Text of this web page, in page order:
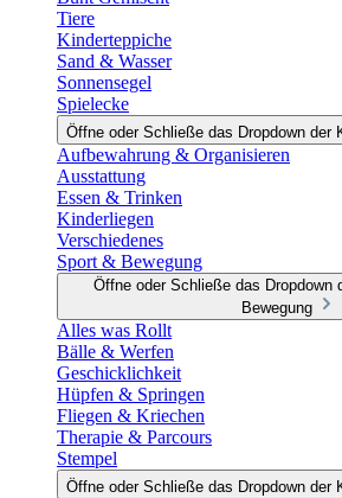
Tiere
Kinderteppiche
Sand & Wasser
Sonnensegel
Spielecke
Öffne oder Schließe das Dropdown der
Aufbewahrung & Organisieren
Ausstattung
Essen & Trinken
Kinderliegen
Verschiedenes
Sport & Bewegung
Öffne oder Schließe das Dropdown
Bewegung
Alles was Rollt
Bälle & Werfen
Geschicklichkeit
Hüpfen & Springen
Fliegen & Kriechen
Therapie & Parcours
Stempel
Öffne oder Schließe das Dropdown der